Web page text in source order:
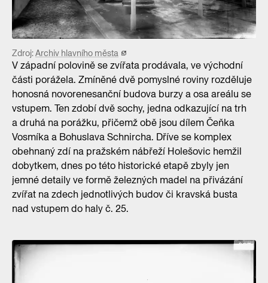
Zdroj:Archiv hlavního města
V západní polovině se zvířata prodávala, ve východní
části porážela. Zmíněné dvě pomyslné roviny rozděluje
honosná novorenesanční budova burzy a osa areálu se
vstupem. Ten zdobí dvě sochy, jedna odkazující na trh
a druhá na porážku, přičemž obě jsou dílem Čeňka
Vosmíka a Bohuslava Schnircha. Dříve se komplex
obehnaný zdí na pražském nábřeží Holešovic hemžil
dobytkem, dnes po této historické etapě zbyly jen
jemné detaily ve formě železných madel na přivázání
zvířat na zdech jednotlivých budov či kravská busta
nad vstupem do haly č. 25.